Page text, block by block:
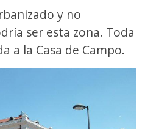
y no
ser esta zona. Toda
a la Casa de Campo.